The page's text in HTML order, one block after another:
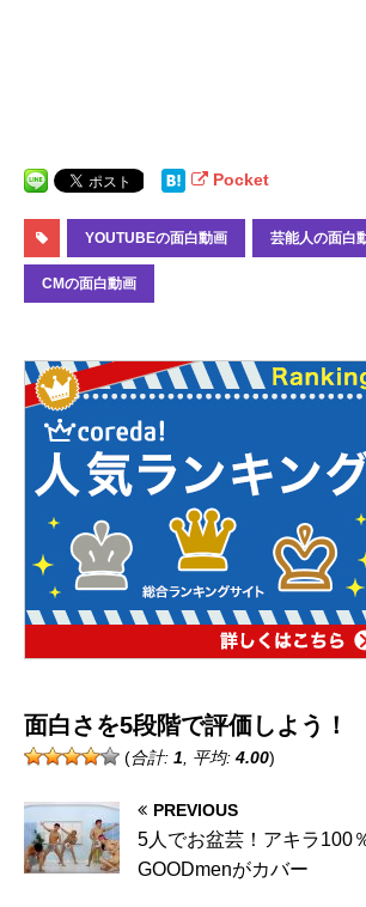
Pocket
YOUTUBEの面白動画 芸能人の面白
CMの面白動画
面白さを5段階で評価しよう！
(合計: 1 , 平均: 4.00)
PREVIOUS
5人でお盆芸！アキラ100
GOODmenがカバー